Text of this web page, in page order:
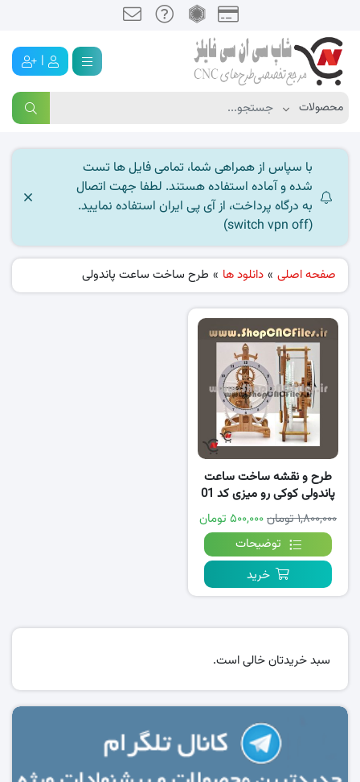
|
با سپاس از همراهی شما، تمامی فایل ها تست
شده و آماده استفاده هستند. لطفا جهت اتصال
به درگاه پرداخت، از آی پی ایران استفاده نمایید.
(switch vpn off)
صفحه اصلی » دانلود ها » طرح ساخت ساعت پاندولی
طرح و نقشه ساخت ساعت
پاندولی کوکی رو میزی کد 01
۱,۸۰۰,۰۰۰ تومان
۵۰۰,۰۰۰ تومان
توضیحات
خرید
سبد خریدتان خالی است.